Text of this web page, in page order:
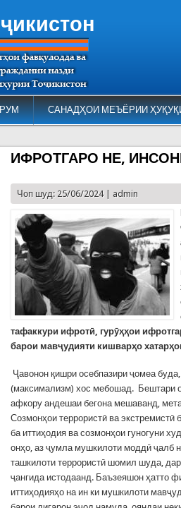
САНАДҲОИ МЕЪЁРИИ
ИФРОТГАРО НЕ,
Чоп шуд: 25/06/2024 | admin
тафаккури ифротӣ, гурӯҳҳои
барои мавҷудияти кишварҳо
Ҷавонон қишри осебпазири ҷомеа
(максимализм) хос мебошад. Бештари
афкору андешаи бегона мешаванд,
Созмонҳои террористӣ ва
ба иттиҳодия ва созмонҳои гуногуни
онҳо, аз ҷумла мушкилоти моддӣ ҷалб
ташкилоти террористӣ шомил шуда,
ҷангида истодаанд. Баъзеяшон ҳатто
иттиҳодияҳо на ин ки мушкилоти